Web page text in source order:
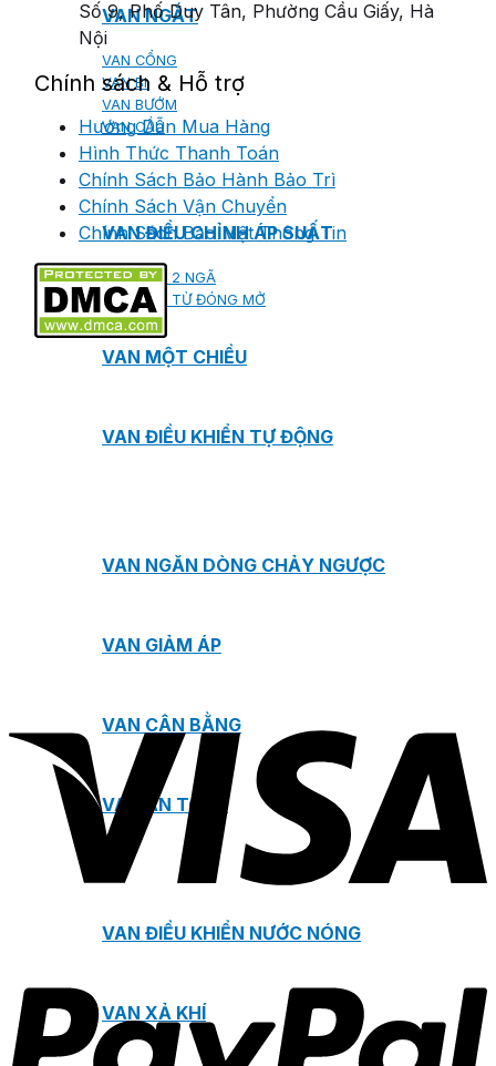
VAN NGẮT
VAN CỔNG
VAN BI
VAN BƯỚM
VAN CẦU
VAN ĐIỀU CHỈNH ÁP SUẤT
VAN ĐIỆN 2 NGÃ
VAN ĐIỆN TỪ ĐÓNG MỞ
VAN MỘT CHIỀU
VAN ĐIỀU KHIỂN TỰ ĐỘNG
VAN NGĂN DÒNG CHẢY NGƯỢC
VAN GIẢM ÁP
VAN CÂN BẰNG
VAN AN TOÀN
VAN ĐIỀU KHIỂN NƯỚC NÓNG
VAN XẢ KHÍ
Số 9, Phố Duy Tân, Phường Cầu Giấy, Hà
Nội
Chính sách & Hỗ trợ
Hướng Dẫn Mua Hàng
Hình Thức Thanh Toán
Chính Sách Bảo Hành Bảo Trì
Chính Sách Vận Chuyển
Chính Sách Bảo Mật Thông Tin